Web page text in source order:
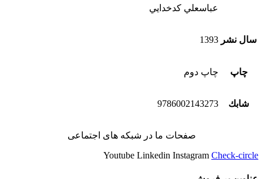
عباسعلي كدخدايي
سال نشر 1393
چاپ چاپ دوم
شابك 9786002143273
صفحات ما در شبکه های اجتماعی
Youtube Linkedin Instagram Check-circle